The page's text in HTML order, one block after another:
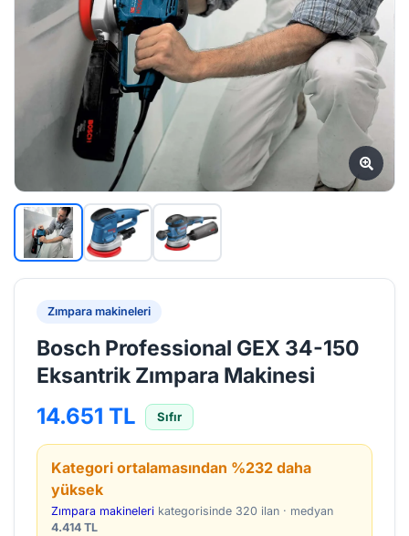
Zımpara makineleri
Bosch Professional GEX 34-150
Eksantrik Zımpara Makinesi
14.651 TL Sıfır
Kategori ortalamasından %232 daha
yüksek
Zımpara makineleri kategorisinde 320 ilan · medyan
4.414 TL